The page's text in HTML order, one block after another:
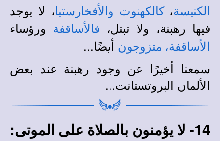
الكنيسة،كالكهنوت والأفخارستيا، لا يوجد
فيها رهبنة، ولا تبتل،
فالأساقفة ورؤساء
الأساقفة، متزوجون أيضًا...
سمعنا أخيرًا عن وجود رهبنة عند بعض
الألمان البروتستانت...
14- لا يؤمنون بالصلاة على الموتى: